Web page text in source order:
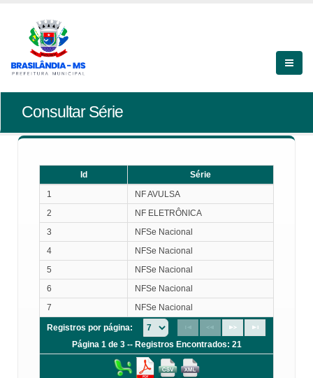
Consultar Série
Id
Série
1
NF AVULSA
2
NF ELETRÔNICA
3
NFSe Nacional
4
NFSe Nacional
5
NFSe Nacional
6
NFSe Nacional
7
NFSe Nacional
Registros por página:
Página 1 de 3 -- Registros Encontrados: 21